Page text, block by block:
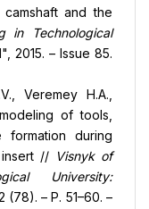
and the
in Technological
2015. – Issue 85.
Veremey H.A.,
of tools,
formation during
// Visnyk of
University:
(78). – P. 51–60. –